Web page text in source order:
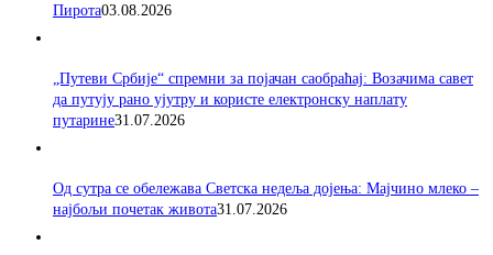
Пирота03.08.2026
„Путеви Србије“ спремни за појачан саобраћај: Возачима савет
да путују рано ујутру и користе електронску наплату
путарине31.07.2026
Од сутра се обележава Светска недеља дојења: Мајчино млеко –
најбољи почетак живота31.07.2026